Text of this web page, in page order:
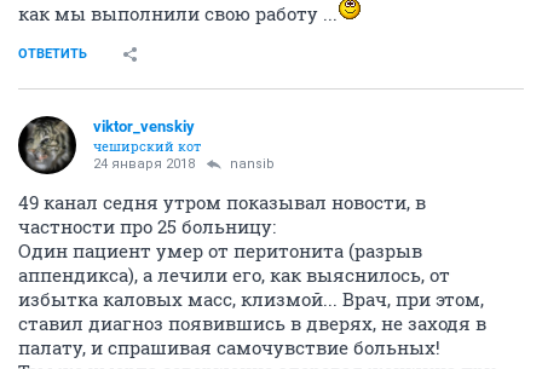
как мы выполнили свою работу ...
ОТВЕТИТЬ
viktor_venskiy
чеширский кот
24 января 2018 nansib
49 канал седня утром показывал новости, в
частности про 25 больницу:
Один пациент умер от перитонита (разрыв
аппендикса), а лечили его, как выяснилось, от
избытка каловых масс, клизмой... Врач, при этом,
ставил диагноз появившись в дверях, не заходя в
палату, и спрашивая самочувствие больных!